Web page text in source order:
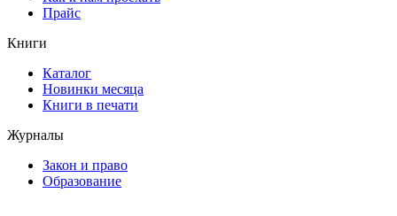
Прайс
Книги
Каталог
Новинки месяца
Книги в печати
Журналы
Закон и право
Образование